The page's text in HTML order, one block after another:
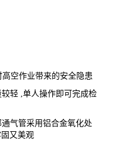
空作业带来的安全隐患
轻 ,单人操作即可完成检
气管采用铝合金氧化处
又美观